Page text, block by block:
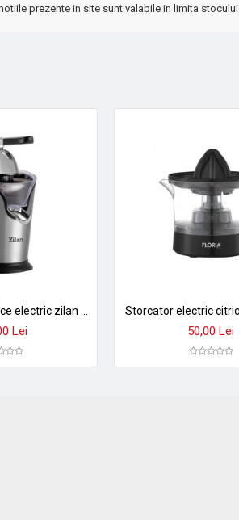
prezente in site sunt valabile in limita stocului.
Storcator de citrice electric zilan zln1765 - inox 500w, 2 conuri, antiderapant, anti-picurare
Lei 50,00 Lei